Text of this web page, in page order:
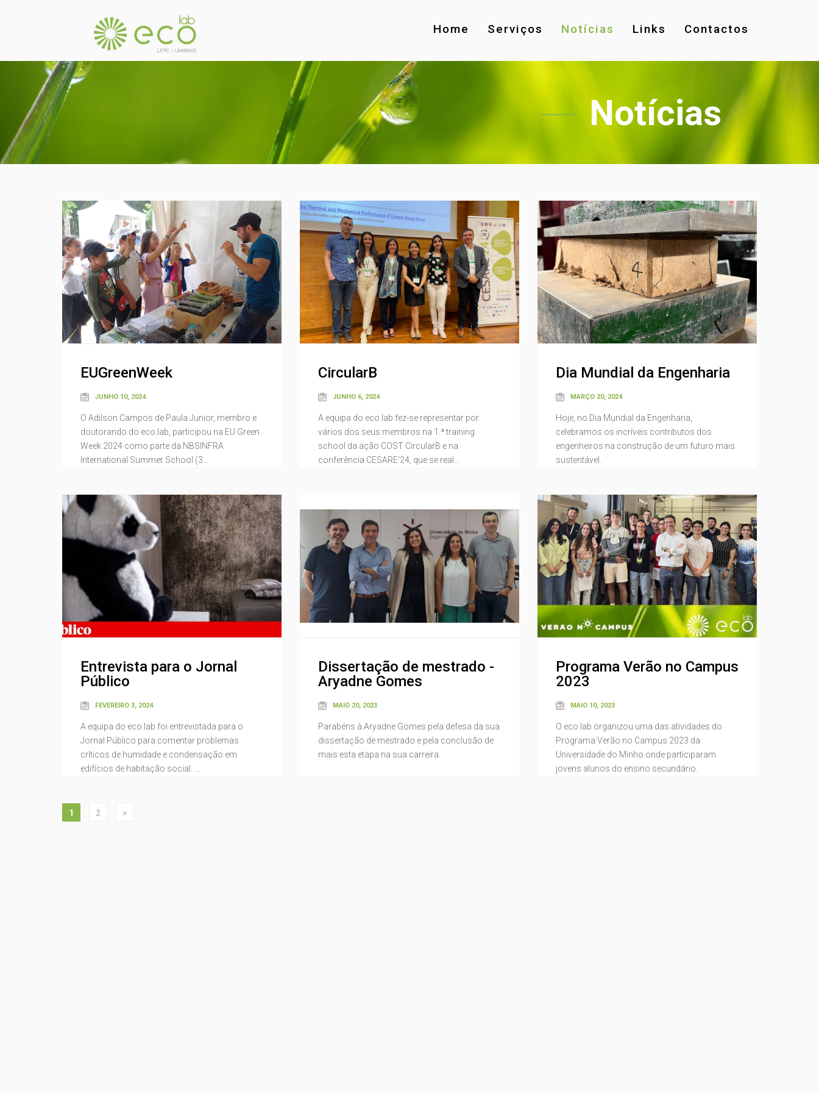
Home Serviços Notícias Links Contactos
Notícias
EUGreenWeek
JUNHO 10, 2024
O Adilson Campos de Paula Junior, membro e
doutorando do eco.lab, participou na EU Green
Week 2024 como parte da NBSINFRA
International Summer School (3...
CircularB
JUNHO 6, 2024
A equipa do eco.lab fez-se representar por
vários dos seus membros na 1.ª training
school da ação COST CircularB e na
conferência CESARE'24, que se real...
Dia Mundial da Engenharia
MARÇO 20, 2024
Hoje, no Dia Mundial da Engenharia,
celebramos os incríveis contributos dos
engenheiros na construção de um futuro mais
sustentável.
Entrevista para o Jornal
Público
FEVEREIRO 3, 2024
A equipa do eco.lab foi entrevistada para o
Jornal Público para comentar problemas
críticos de humidade e condensação em
edifícios de habitação social. ...
Dissertação de mestrado -
Aryadne Gomes
MAIO 20, 2023
Parabéns à Aryadne Gomes pela defesa da sua
dissertação de mestrado e pela conclusão de
mais esta etapa na sua carreira.
Programa Verão no Campus
2023
MAIO 10, 2023
O eco.lab organizou uma das atividades do
Programa Verão no Campus 2023 da
Universidade do Minho onde participaram
jovens alunos do ensino secundário.
1 2 >